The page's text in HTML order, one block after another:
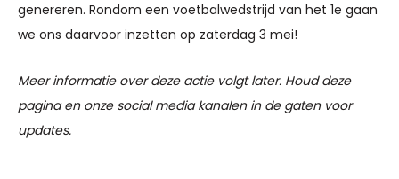
genereren. Rondom een voetbalwedstrijd van het 1e gaan
we ons daarvoor inzetten op zaterdag 3 mei!
Meer informatie over deze actie volgt later. Houd deze
pagina en onze social media kanalen in de gaten voor
updates.